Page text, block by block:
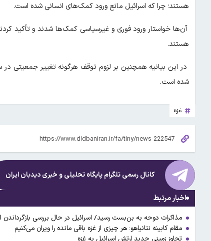
هستند؛ چرا که اسرائیل مانع ورود کمک‌های انسانی شده است.
آن‌ها خواستار ورود فوری و غیرسیاسی کمک‌ها شدند و تأکید
هستند.
در این بیانیه همچنین بر لزوم توقف هرگونه تغییر جمعیتی
شده است.
غزه
کانال رسمی تلگرام پایگاه تحلیلی و خبریدیدبان ایران
اخبار مرتبط
مذاکرات دوحه به بن‌بست رسید/ اسرائیل در حال بررسی
مقام کابینه نتانیاهو: هر چیزی از غزه باقی مانده را ویران می‌کنیم
تجاوز زمینی جدید ارتش اسرائیل به غزه